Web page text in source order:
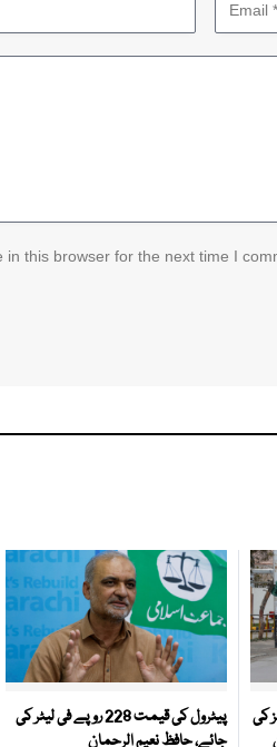
this browser for the next time I
کی
پیٹرول کی قیمت 228 روپے فی لیٹر کی
جائے، حافظ نعیم الرحمان